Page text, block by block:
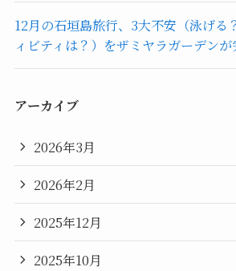
12月の石垣島旅行、3大不安（泳げる
ィビティは？）をザミヤラガーデンが
アーカイブ
2026年3月
2026年2月
2025年12月
2025年10月